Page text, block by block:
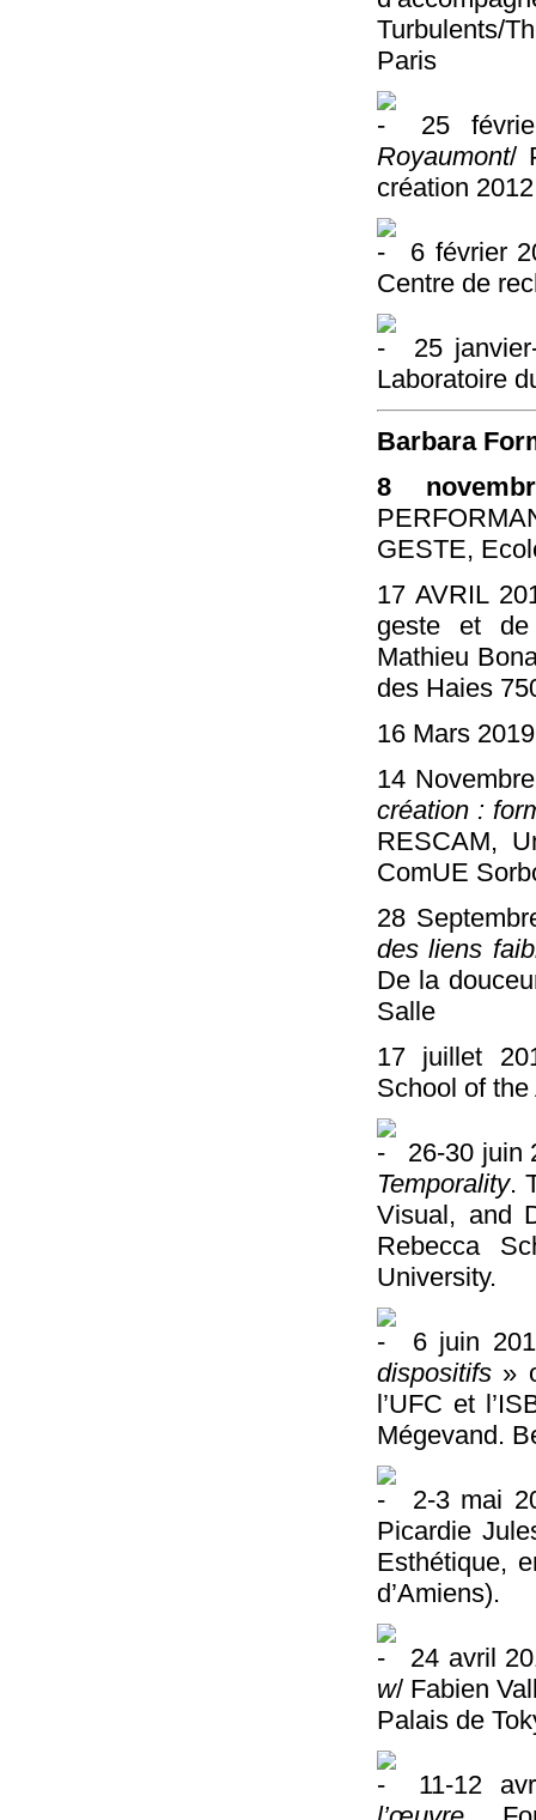
Turbulents/
Paris
25
Royaumont/
création
6 février
Centre de
25
Laboratoire
Barbara
8
GESTE,
17 AVRIL
geste et de
Mathieu
des Haies
16 Mars
14
création :
RESCAM,
ComUE
28
des liens
De la
Salle
17 juillet
School of
26-30 juin
Temporality.
Visual, and
Rebecca
University.
6 juin
dispositifs »
l’UFC et
Mégevand.
2-3 mai
Picardie
Esthétique,
d’Amiens).
24 avril
w/ Fabien
Palais de
11-12